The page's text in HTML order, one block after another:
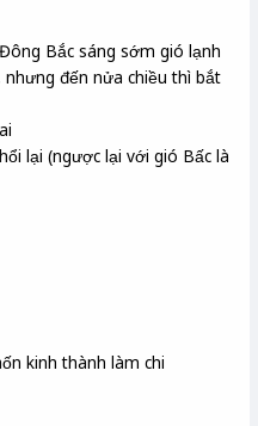
Bắc sáng sớm gió lạnh
đến nửa chiều thì bắt
lại (ngược lại với gió Bấc là
kinh thành làm chi